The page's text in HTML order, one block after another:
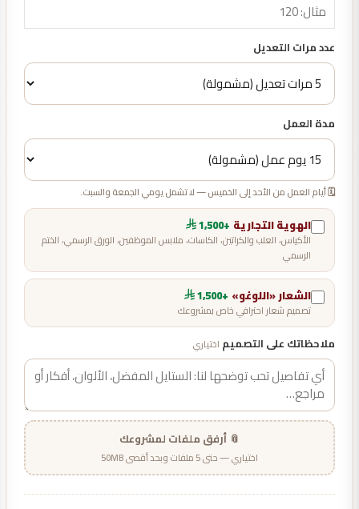
عدد مرات التعديل
مدة العمل
🗓️ أيام العمل من الأحد إلى الخميس — لا تشمل يومي الجمعة والسبت.
الهوية التجارية +1,500
الأكياس، العلب والكراتين، الكاسات، ملابس الموظفين، الورق الرسمي، الختم
الرسمي
الشعار «اللوغو» +1,500
تصميم شعار احترافي خاص بمشروعك
ملاحظاتك على التصميم اختياري
📎 أرفق ملفات لمشروعك
اختياري — حتى 5 ملفات وبحد أقصى 50MB